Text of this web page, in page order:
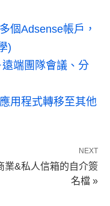
個Adsense帳戶，
)
端團隊會議、分
用程式轉移至其他
NEXT
業&私人信箱的自介簽
名檔 »